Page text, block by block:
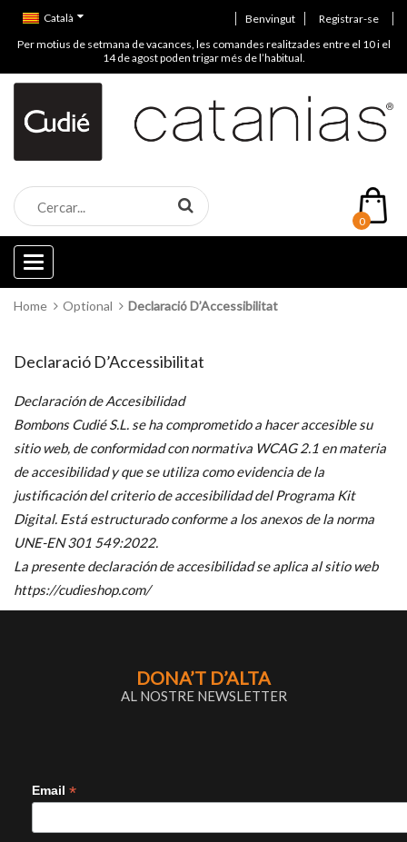
Benvingut Registrar-se
Català
Per motius de setmana de vacances, les comandes realitzades entre el 10 i el
14 de agost poden trigar més de l’habitual.
0
Categories
Home Optional Declaració D’Accessibilitat
Declaració D’Accessibilitat
Declaración de Accesibilidad
Bombons Cudié S.L. se ha comprometido a hacer accesible su
sitio web, de conformidad con normativa WCAG 2.1 en materia
de accesibilidad y que se utiliza como evidencia de la
justificación del criterio de accesibilidad del Programa Kit
Digital. Está estructurado conforme a los anexos de la norma
UNE-EN 301 549:2022.
La presente declaración de accesibilidad se aplica al sitio web
https://cudieshop.com/
DONA’T D’ALTA
AL NOSTRE NEWSLETTER
Email *